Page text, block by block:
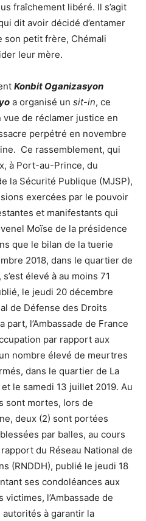
fraîchement libéré. Il s’agit
dit avoir décidé d’entamer
son petit frère, Chémali
leur mère.
Konbit Oganizasyon
a organisé un sit-in, ce
de réclamer justice en
perpétré en novembre
Ce rassemblement, qui
à Port-au-Prince, du
la Sécurité Publique (MJSP),
exercées par le pouvoir
et manifestants qui
Moïse de la présidence
que le bilan de la tuerie
2018, dans le quartier de
élevé à au moins 71
le jeudi 20 décembre
de Défense des Droits
part, l’Ambassade de France
par rapport aux
nombre élevé de meurtres
dans le quartier de La
le samedi 13 juillet 2019. Au
sont mortes, lors de
deux (2) sont portées
par balles, au cours
du Réseau National de
(RNDDH), publié le jeudi 18
ses condoléances aux
l’Ambassade de
à garantir la